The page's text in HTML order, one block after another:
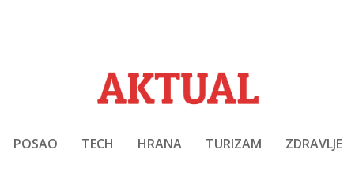
POSAO TECH HRANA TURIZAM ZDRAVLJE